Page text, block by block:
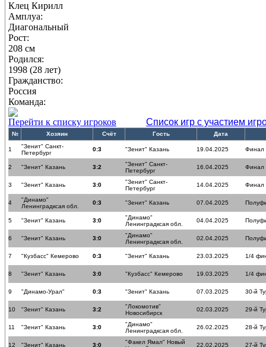
Клец Кирилл
Амплуа:
Диагональный
Рост:
208 см
Родился:
1998 (28 лет)
Гражданство:
Россия
Команда:
Перейти к списку игроков
Список игр с участием
№ Хозяин Счёт Гость Дата
1
"Зенит" Санкт-
Петербург
0:3 "Зенит" Казань 19.04.2025 Финал
2 "Зенит" Казань 3:2
"Зенит" Санкт-
Петербург
16.04.2025 Финал
3 "Зенит" Казань 3:0
"Зенит" Санкт-
Петербург
14.04.2025 Финал
4
"Динамо"
Ленинградксая обл.
0:3 "Зенит" Казань 07.04.2025
5 "Зенит" Казань 3:0
"Динамо"
Ленинградксая обл.
04.04.2025
6 "Зенит" Казань 3:0
"Динамо"
Ленинградксая обл.
02.04.2025
7 "Кузбасс" Кемерово 0:3 "Зенит" Казань 23.03.2025 1/4
8 "Зенит" Казань 3:0 "Кузбасс" Кемерово 19.03.2025 1/4
9 "Динамо-Урал" 0:3 "Зенит" Казань 07.03.2025 30-й
10 "Зенит" Казань 3:2
"Локомотив"
Новосибирск
02.03.2025 29-й
11 "Зенит" Казань 3:0
"Динамо"
Ленинградксая обл.
26.02.2025 28-й
12 "Зенит" Казань 3:0
"Факел Ямал" Новый
22.02.2025 27-й